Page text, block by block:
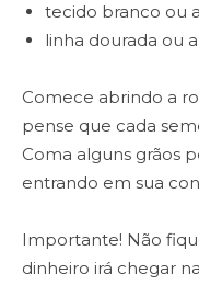
tecido branco ou
linha dourada ou
Comece abrindo a
pense que cada
Coma alguns grãos
entrando em sua
Importante! Não
dinheiro irá chegar